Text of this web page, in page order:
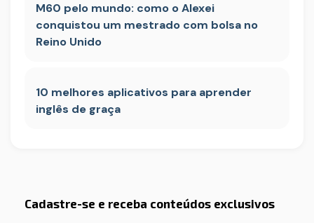
M60 pelo mundo: como o Alexei
conquistou um mestrado com bolsa no
Reino Unido
10 melhores aplicativos para aprender
inglês de graça
Cadastre-se e receba conteúdos exclusivos